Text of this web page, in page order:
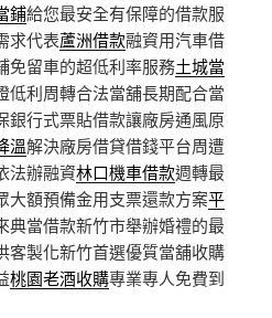
鋪給您最安全有保障的借款服
求代表蘆洲借款融資用汽車借
免留車的超低利率服務土城當
低利周轉合法當舖長期配合當
銀行式票貼借款讓廠房通風原
溫解決廠房借貸借錢平台周遭
法辦融資林口機車借款週轉最
大額預備金用支票還款方案平
典當借款新竹市舉辦婚禮的最
客製化新竹首選優質當舖收購
桃園老酒收購專業專人免費到